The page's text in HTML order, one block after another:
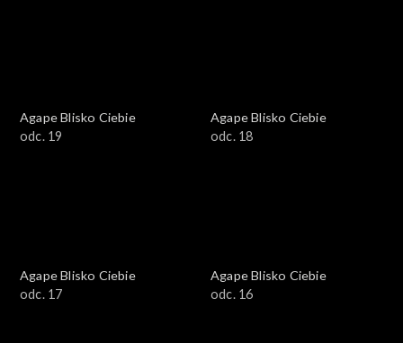
Agape Blisko Ciebie
odc. 19
Agape Blisko Ciebie
odc. 18
Agape Blisko Ciebie
odc. 17
Agape Blisko Ciebie
odc. 16